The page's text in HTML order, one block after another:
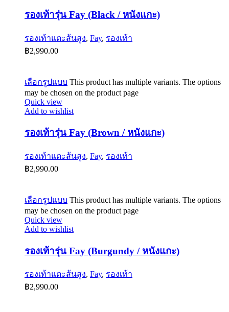
รองเท้ารุ่น Fay (Black / หนังแกะ)
รองเท้าแตะส้นสูง, Fay, รองเท้า
฿2,990.00
เลือกรูปแบบ This product has multiple variants. The options
may be chosen on the product page
Quick view
Add to wishlist
รองเท้ารุ่น Fay (Brown / หนังแกะ)
รองเท้าแตะส้นสูง, Fay, รองเท้า
฿2,990.00
เลือกรูปแบบ This product has multiple variants. The options
may be chosen on the product page
Quick view
Add to wishlist
รองเท้ารุ่น Fay (Burgundy / หนังแกะ)
รองเท้าแตะส้นสูง, Fay, รองเท้า
฿2,990.00